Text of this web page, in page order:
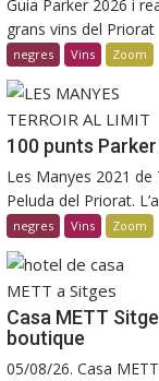
Guia Parker 2026 i
grans vins del Priorat
negres Vins Zoom
100 punts
Les Manyes 2021
Peluda del Priorat.
negres Vins Zoom
Casa METT
boutique
05/08/26. Casa